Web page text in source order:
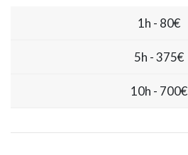
1h - 80€
5h - 375€
10h - 700€